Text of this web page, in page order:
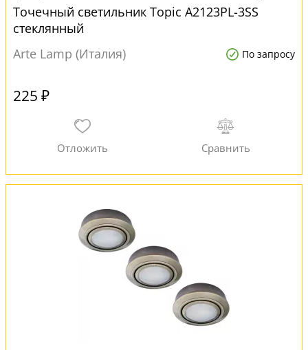
Точечный светильник Topic A2123PL-3SS
стеклянный
Arte Lamp (Италия)
По запросу
225 ₽